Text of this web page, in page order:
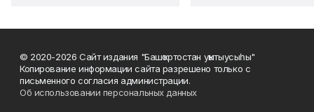
© 2020-2026 Сайт издания "Башҡортостан уҡытыусыһы"
Копирование информации сайта разрешено только с
письменного согласия администрации.
Об использовании персональных данных